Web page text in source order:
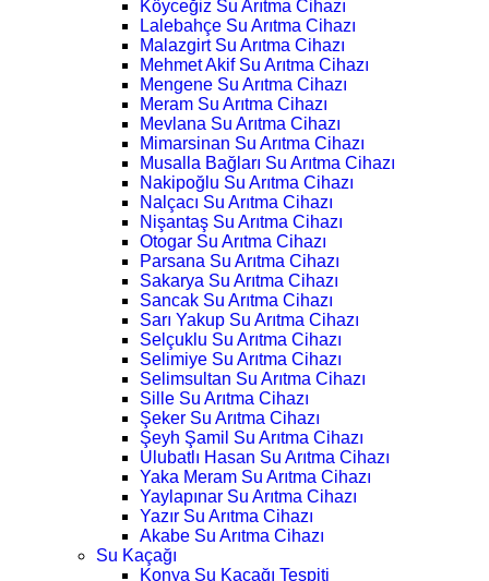
Köyceğiz Su Arıtma Cihazı
Lalebahçe Su Arıtma Cihazı
Malazgirt Su Arıtma Cihazı
Mehmet Akif Su Arıtma Cihazı
Mengene Su Arıtma Cihazı
Meram Su Arıtma Cihazı
Mevlana Su Arıtma Cihazı
Mimarsinan Su Arıtma Cihazı
Musalla Bağları Su Arıtma Cihazı
Nakipoğlu Su Arıtma Cihazı
Nalçacı Su Arıtma Cihazı
Nişantaş Su Arıtma Cihazı
Otogar Su Arıtma Cihazı
Parsana Su Arıtma Cihazı
Sakarya Su Arıtma Cihazı
Sancak Su Arıtma Cihazı
Sarı Yakup Su Arıtma Cihazı
Selçuklu Su Arıtma Cihazı
Selimiye Su Arıtma Cihazı
Selimsultan Su Arıtma Cihazı
Sille Su Arıtma Cihazı
Şeker Su Arıtma Cihazı
Şeyh Şamil Su Arıtma Cihazı
Ulubatlı Hasan Su Arıtma Cihazı
Yaka Meram Su Arıtma Cihazı
Yaylapınar Su Arıtma Cihazı
Yazır Su Arıtma Cihazı
Akabe Su Arıtma Cihazı
Su Kaçağı
Konya Su Kaçağı Tespiti